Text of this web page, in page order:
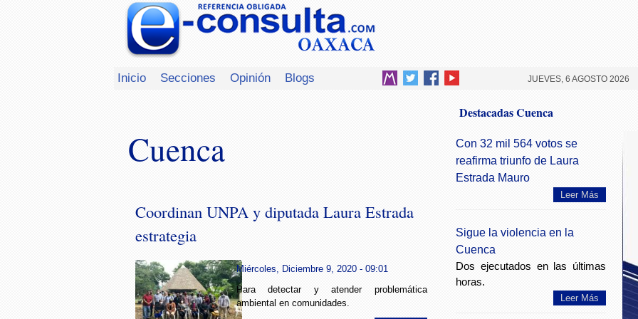
Inicio Secciones Opinión Blogs JUEVES, 6 AGOSTO 2026
Cuenca
Coordinan UNPA y diputada Laura Estrada
estrategia
Miércoles, Diciembre 9, 2020 - 09:01
Para detectar y atender problemática
ambiental en comunidades.
Destacadas Cuenca
Con 32 mil 564 votos se
reafirma triunfo de Laura
Estrada Mauro
Leer Más
Sigue la violencia en la
Cuenca
Dos ejecutados en las últimas
horas.
Leer Más